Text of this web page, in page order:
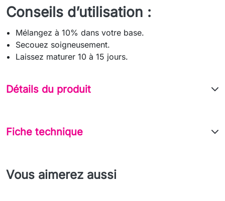
Conseils d’utilisation :
Mélangez à 10% dans votre base.
Secouez soigneusement.
Laissez maturer 10 à 15 jours.
Détails du produit
Fiche technique
Vous aimerez aussi